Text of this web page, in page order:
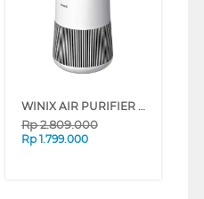
WINIX AIR PURIFIER ZERO COMPACT WIFI AT5U207-NWI
Rp2.809.000
Rp 1.799.000